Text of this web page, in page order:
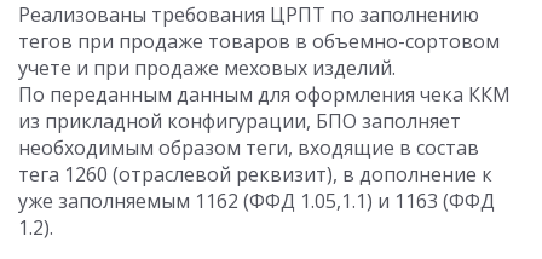
Реализованы требования ЦРПТ по заполнению
тегов при продаже товаров в объемно-сортовом
учете и при продаже меховых изделий.
По переданным данным для оформления чека ККМ
из прикладной конфигурации, БПО заполняет
необходимым образом теги, входящие в состав
тега 1260 (отраслевой реквизит), в дополнение к
уже заполняемым 1162 (ФФД 1.05,1.1) и 1163 (ФФД
1.2).